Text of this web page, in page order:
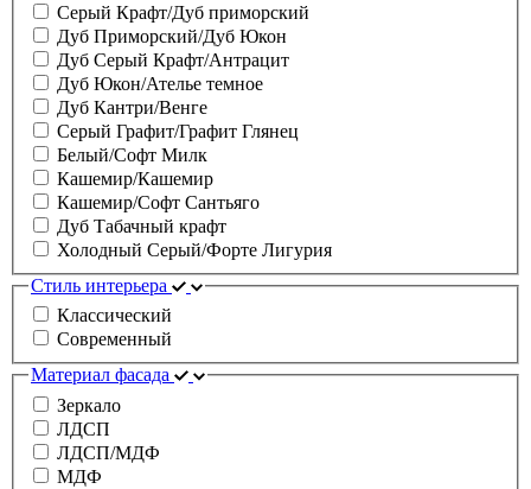
Серый Крафт/Дуб приморский
Дуб Приморский/Дуб Юкон
Дуб Серый Крафт/Антрацит
Дуб Юкон/Ателье темное
Дуб Кантри/Венге
Серый Графит/Графит Глянец
Белый/Софт Милк
Кашемир/Кашемир
Кашемир/Софт Сантьяго
Дуб Табачный крафт
Холодный Серый/Форте Лигурия
Стиль интерьера
Классический
Современный
Материал фасада
Зеркало
ЛДСП
ЛДСП/МДФ
МДФ